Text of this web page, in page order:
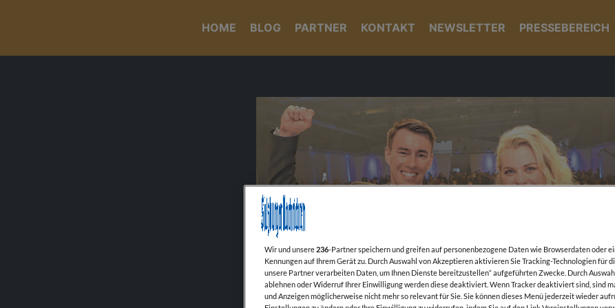
HOME BLOG PARTNER KONTAKT NEWSLETTER PRESSEBEREICH
Wir und unsere236-Partner speichern und greifen auf personenbezogene Daten wie Browserdaten oder
Kennungen auf Ihrem Gerät zu. Durch Auswahl von Akzeptieren aktivieren Sie Tracking-Technologien für
unsere Partner verarbeiten Daten, um Ihnen Dienste bereitzustellen“ aufgeführten Zwecke. Durch
ablehnen oder Widerruf Ihrer Einwilligung werden diese deaktiviert. Wenn Tracker deaktiviert sind, sind
und Anzeigen möglicherweise nicht mehr so relevant für Sie. Sie können dieses Menü jederzeit wieder